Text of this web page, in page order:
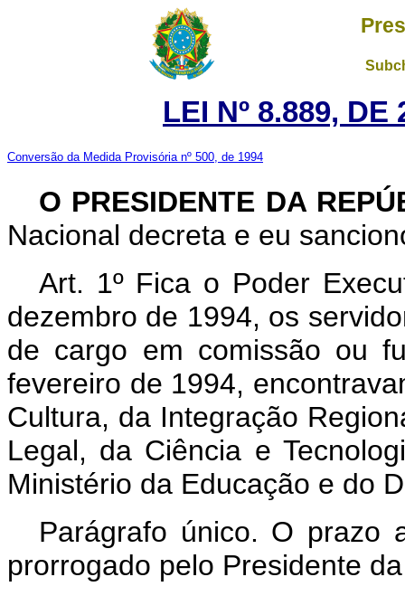
LEI Nº 8.889, DE
Conversão da Medida Provisória nº 500, de 1994
O PRESIDENTE DA
Nacional decreta e eu
Art. 1º Fica o Poder
dezembro de 1994, os
de cargo em comissão ou
fevereiro de 1994,
Cultura, da Integração
Legal, da Ciência e
Ministério da Educação e do
Parágrafo único. O
prorrogado pelo Presidente